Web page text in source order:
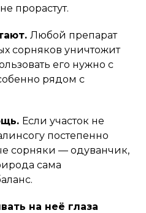
прорастут.
Любой препарат
сорняков уничтожит
его нужно с
рядом с
Если участок не
постепенно
сорняки — одуванчик,
сама
на неё глаза